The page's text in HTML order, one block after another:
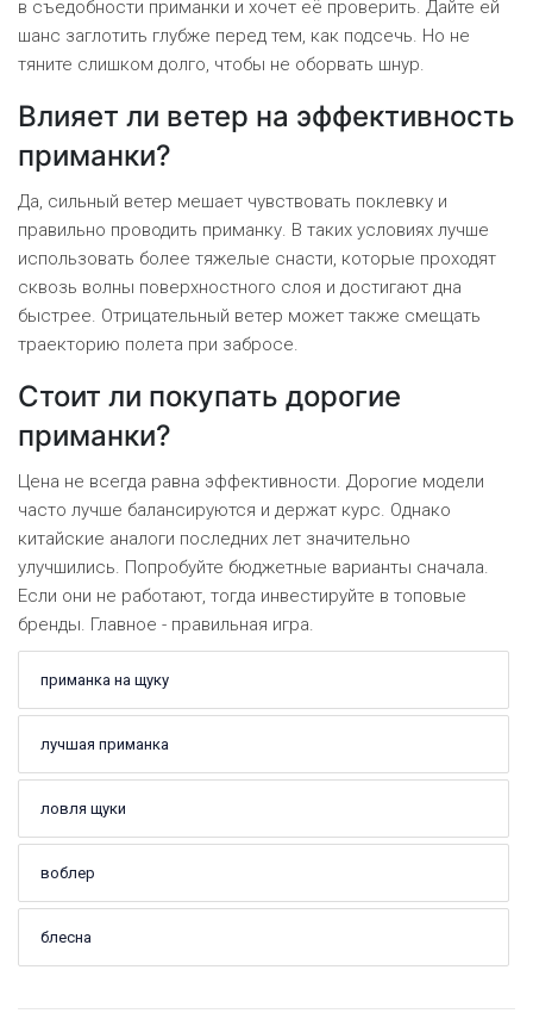
в съедобности приманки и хочет её проверить. Дайте ей
шанс заглотить глубже перед тем, как подсечь. Но не
тяните слишком долго, чтобы не оборвать шнур.
Влияет ли ветер на эффективность
приманки?
Да, сильный ветер мешает чувствовать поклевку и
правильно проводить приманку. В таких условиях лучше
использовать более тяжелые снасти, которые проходят
сквозь волны поверхностного слоя и достигают дна
быстрее. Отрицательный ветер может также смещать
траекторию полета при забросе.
Стоит ли покупать дорогие
приманки?
Цена не всегда равна эффективности. Дорогие модели
часто лучше балансируются и держат курс. Однако
китайские аналоги последних лет значительно
улучшились. Попробуйте бюджетные варианты сначала.
Если они не работают, тогда инвестируйте в топовые
бренды. Главное - правильная игра.
приманка на щуку
лучшая приманка
ловля щуки
воблер
блесна